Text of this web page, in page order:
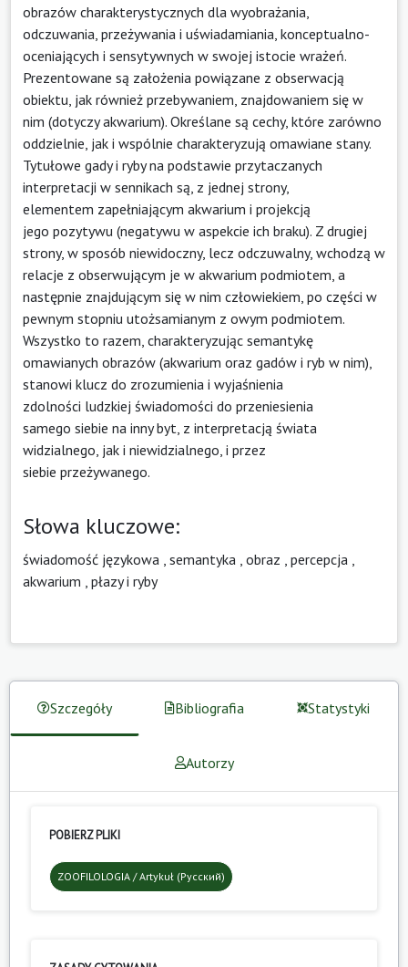
obrazów charakterystycznych dla wyobrażania,
odczuwania, przeżywania i uświadamiania, konceptualno-
oceniających i sensytywnych w swojej istocie wrażeń.
Prezentowane są założenia powiązane z obserwacją
obiektu, jak również przebywaniem, znajdowaniem się w
nim (dotyczy akwarium). Określane są cechy, które zarówno
oddzielnie, jak i wspólnie charakteryzują omawiane stany.
Tytułowe gady i ryby na podstawie przytaczanych
interpretacji w sennikach są, z jednej strony,
elementem zapełniającym akwarium i projekcją
jego pozytywu (negatywu w aspekcie ich braku). Z drugiej
strony, w sposób niewidoczny, lecz odczuwalny, wchodzą w
relacje z obserwującym je w akwarium podmiotem, a
następnie znajdującym się w nim człowiekiem, po części w
pewnym stopniu utożsamianym z owym podmiotem.
Wszystko to razem, charakteryzując semantykę
omawianych obrazów (akwarium oraz gadów i ryb w nim),
stanowi klucz do zrozumienia i wyjaśnienia
zdolności ludzkiej świadomości do przeniesienia
samego siebie na inny byt, z interpretacją świata
widzialnego, jak i niewidzialnego, i przez
siebie przeżywanego.
Słowa kluczowe:
świadomość językowa semantyka obraz percepcja
akwarium płazy i ryby
Szczegóły Bibliografia Statystyki
Autorzy
POBIERZ PLIKI
ZOOFILOLOGIA / Artykuł (Русский)